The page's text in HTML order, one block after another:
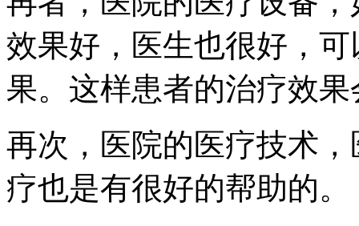
效果好，医生也很好，
果。这样患者的治疗效
再次，医院的医疗技术
疗也是有很好的帮助的。